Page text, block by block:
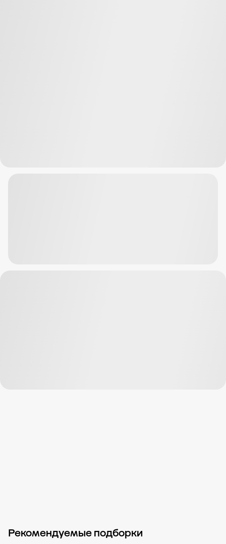
Рекомендуемые подборки
Новости компании Журнал ЗОЛОТОЙ Блог